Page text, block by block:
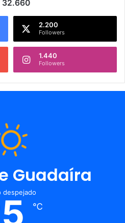
32.660
2.200
Followers
1.440
Followers
Guadaíra
despejado
℃